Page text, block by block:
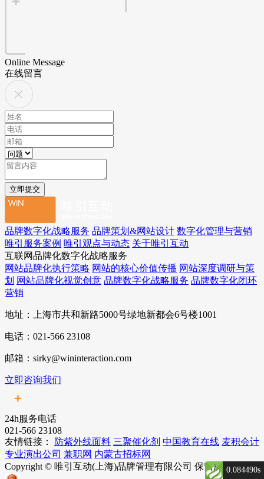
Online Message
在线留言
品牌数字化战略服务 品牌策划&网站设计 数字化管理与营销
唯引服务案例 唯引观点与动态 关于唯引互动
互联网品牌化数字化战略服务
网站品牌化执行策略 网站的核心价值传播 网站深度调研与策
划 网站品牌化视觉创意 品牌数字化战略服务 品牌数字化闭环
营销
地址：上海市共和新路5000号绿地新都会6号楼1001
电话：021-566 23108
邮箱：sirky@wininteraction.com
立即咨询我们
24h服务电话
021-566 23108
友情链接：
防紫外线面料 三聚催化剂 中国教育在线 麦积会计
专业演出公司 兼职网 内蒙古招标网
Copyright © 唯引互动(上海)品牌管理有限公司 保留所有权利
0.084490s